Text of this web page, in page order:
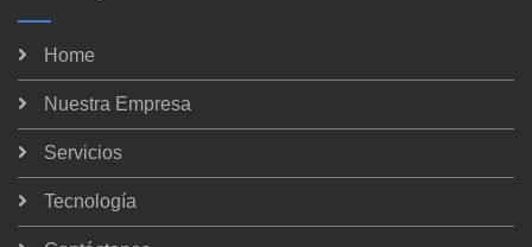
Home
Nuestra Empresa
Servicios
Tecnología